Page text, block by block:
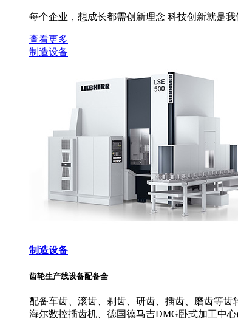
每个企业，想成长都需创新理念 科技创新就是
查看更多
制造设备
制造设备
齿轮生产线设备配备全
配备车齿、滚齿、剃齿、研齿、插齿、磨齿等
海尔数控插齿机、德国德马吉DMG卧式加工中心